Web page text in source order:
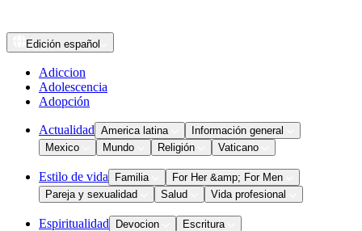
Edición español
Adiccion
Adolescencia
Adopción
Actualidad America latina
Información general
Mexico
Mundo Religión Vaticano
Estilo de vida Familia
For Her &amp; For Men
Pareja y sexualidad
Salud Vida profesional
Espiritualidad Devocion
Escritura